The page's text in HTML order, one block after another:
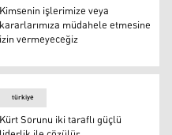
News sunucusu
Kimsenin işlerimize veya
kararlarımıza müdahele etmesine
izin vermeyeceğiz
türkiye
Kürt Sorunu iki taraflı güçlü